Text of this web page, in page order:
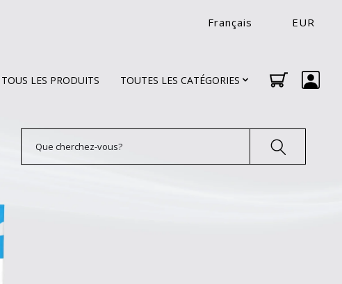
Français EUR
TOUS LES PRODUITS TOUTES LES CATÉGORIES